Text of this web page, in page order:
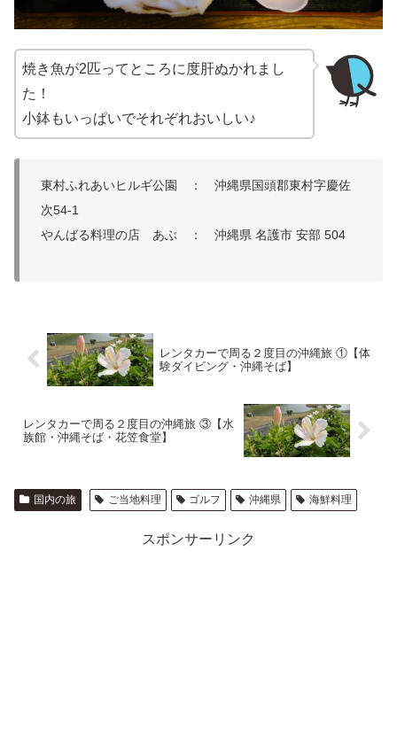
焼き魚が2匹ってところに度肝ぬかれまし
た！
小鉢もいっぱいでそれぞれおいしい♪
東村ふれあいヒルギ公園 ： 沖縄県国頭郡東村字慶佐
次54-1
やんばる料理の店 あぶ ： 沖縄県 名護市 安部 504
レンタカーで周る２度目の沖縄旅 ①【体
験ダイビング・沖縄そば】
レンタカーで周る２度目の沖縄旅 ③【水
族館・沖縄そば・花笠食堂】
国内の旅 ご当地料理 ゴルフ 沖縄県 海鮮料理
スポンサーリンク